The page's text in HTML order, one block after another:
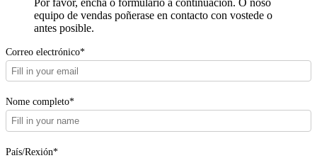
Por favor, encha o formulario a continuación. O noso
equipo de vendas poñerase en contacto con vostede o
antes posible.
Correo electrónico*
Nome completo*
País/Rexión*